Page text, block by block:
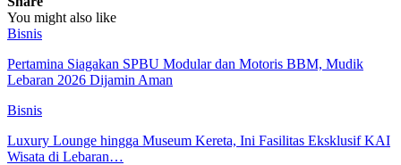
You might also like
Bisnis
Pertamina Siagakan SPBU Modular dan Motoris BBM, Mudik
Lebaran 2026 Dijamin Aman
Bisnis
Luxury Lounge hingga Museum Kereta, Ini Fasilitas Eksklusif KAI
Wisata di Lebaran…